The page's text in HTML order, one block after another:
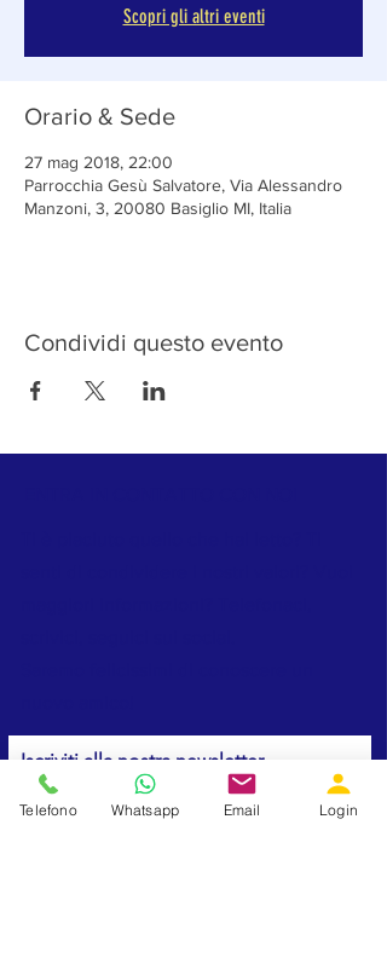
Scopri gli altri eventi
Orario & Sede
27 mag 2018, 22:00
Parrocchia Gesù Salvatore, Via Alessandro
Manzoni, 3, 20080 Basiglio MI, Italia
Condividi questo evento
Iscriviti alla nostra newsletter
Telefono Whatsapp Email Login